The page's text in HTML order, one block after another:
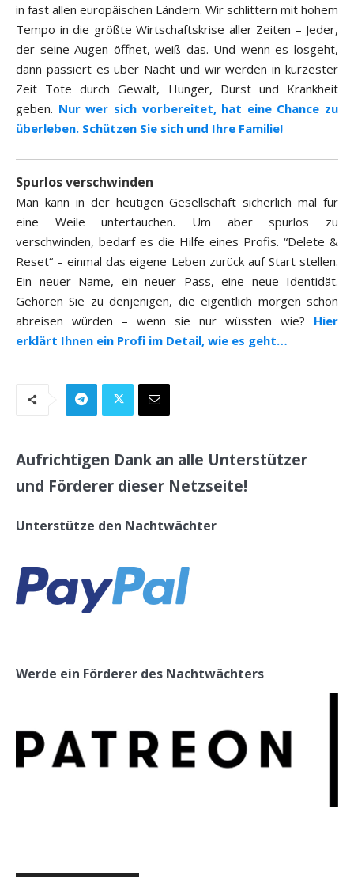
in fast allen europäischen Ländern. Wir schlittern mit hohem
Tempo in die größte Wirtschaftskrise aller Zeiten – Jeder,
der seine Augen öffnet, weiß das. Und wenn es losgeht,
dann passiert es über Nacht und wir werden in kürzester
Zeit Tote durch Gewalt, Hunger, Durst und Krankheit
geben. Nur wer sich vorbereitet, hat eine Chance zu
überleben. Schützen Sie sich und Ihre Familie!
Spurlos verschwinden
Man kann in der heutigen Gesellschaft sicherlich mal für
eine Weile untertauchen. Um aber spurlos zu
verschwinden, bedarf es die Hilfe eines Profis. “Delete &
Reset“ – einmal das eigene Leben zurück auf Start stellen.
Ein neuer Name, ein neuer Pass, eine neue Identidät.
Gehören Sie zu denjenigen, die eigentlich morgen schon
abreisen würden – wenn sie nur wüssten wie? Hier
erklärt Ihnen ein Profi im Detail, wie es geht…
Aufrichtigen Dank an alle Unterstützer
und Förderer dieser Netzseite!
Unterstütze den Nachtwächter
Werde ein Förderer des Nachtwächters